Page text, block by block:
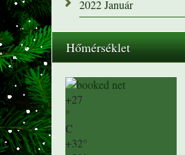
2022 Január
Hőmérséklet
+27
°
C
+32°